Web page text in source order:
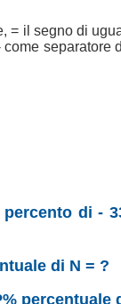
= il segno di
separatore
di -
di N = ?
percentuale